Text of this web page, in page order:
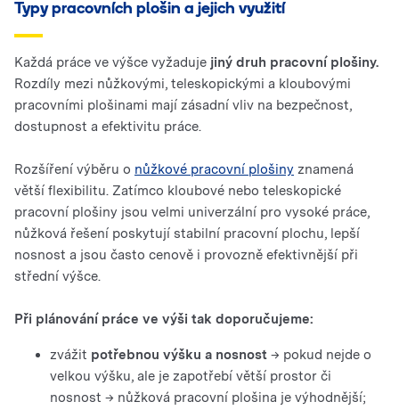
Typy pracovních plošin a jejich využití
Každá práce ve výšce vyžaduje jiný druh pracovní plošiny.
Rozdíly mezi nůžkovými, teleskopickými a kloubovými
pracovními plošinami mají zásadní vliv na bezpečnost,
dostupnost a efektivitu práce.
Rozšíření výběru o nůžkové pracovní plošiny znamená
větší flexibilitu. Zatímco kloubové nebo teleskopické
pracovní plošiny jsou velmi univerzální pro vysoké práce,
nůžková řešení poskytují stabilní pracovní plochu, lepší
nosnost a jsou často cenově i provozně efektivnější při
střední výšce.
Při plánování práce ve výši tak doporučujeme:
zvážit potřebnou výšku a nosnost → pokud nejde o
velkou výšku, ale je zapotřebí větší prostor či
nosnost → nůžková pracovní plošina je výhodnější;